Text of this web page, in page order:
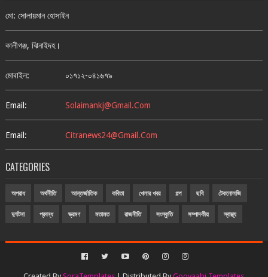
মো: সোলায়মান হোসাইন
কালীগঞ্জ, ঝিনাইদহ।
মোবাইল: ০১৭১২-০৪১৬৭৯
Email: Solaimankj@gmail.com
Email: Citranews24@gmail.com
CATEGORIES
অপরাধ অর্থনীতি আন্তর্জাতিক কবিতা খেলার খবর গল্প ছবি টেকনোলজি
দুর্ঘটনা প্রবন্ধ ভ্রমণ মতামত রাজনীতি সংস্কৃতি সম্পাদকীয় স্বাস্থ্য